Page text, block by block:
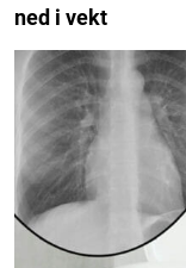
ned i vekt